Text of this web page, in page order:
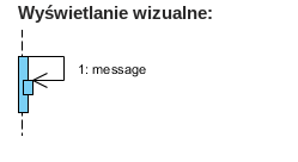
Wyświetlanie wizualne: